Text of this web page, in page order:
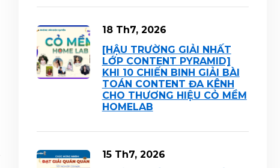
18 Th7, 2026
[HẬU TRƯỜNG GIẢI NHẤT
LỚP CONTENT PYRAMID]
KHI 10 CHIẾN BINH GIẢI BÀI
TOÁN CONTENT ĐA KÊNH
CHO THƯƠNG HIỆU CỎ MỀM
HOMELAB
15 Th7, 2026